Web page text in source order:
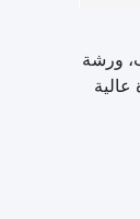
الصلب، ورشة
خبرة عالية